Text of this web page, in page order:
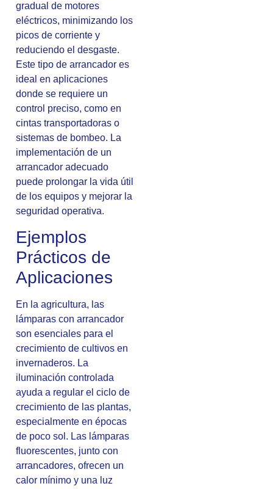
gradual de motores
eléctricos, minimizando los
picos de corriente y
reduciendo el desgaste.
Este tipo de arrancador es
ideal en aplicaciones
donde se requiere un
control preciso, como en
cintas transportadoras o
sistemas de bombeo. La
implementación de un
arrancador adecuado
puede prolongar la vida útil
de los equipos y mejorar la
seguridad operativa.
Ejemplos
Prácticos de
Aplicaciones
En la agricultura, las
lámparas con arrancador
son esenciales para el
crecimiento de cultivos en
invernaderos. La
iluminación controlada
ayuda a regular el ciclo de
crecimiento de las plantas,
especialmente en épocas
de poco sol. Las lámparas
fluorescentes, junto con
arrancadores, ofrecen un
calor mínimo y una luz